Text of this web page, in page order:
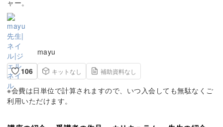
ャー。
mayu
106
キットなし 補助資料なし
※会費は日単位で計算されますので、いつ入会しても無駄なくご
利用いただけます。